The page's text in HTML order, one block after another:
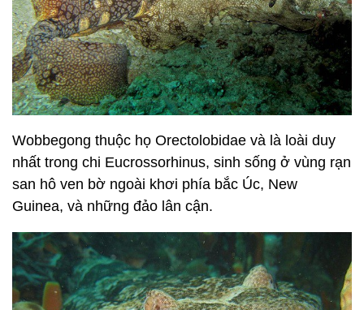
Wobbegong thuộc họ Orectolobidae và là loài duy
nhất trong chi Eucrossorhinus, sinh sống ở vùng rạn
san hô ven bờ ngoài khơi phía bắc Úc, New
Guinea, và những đảo lân cận.